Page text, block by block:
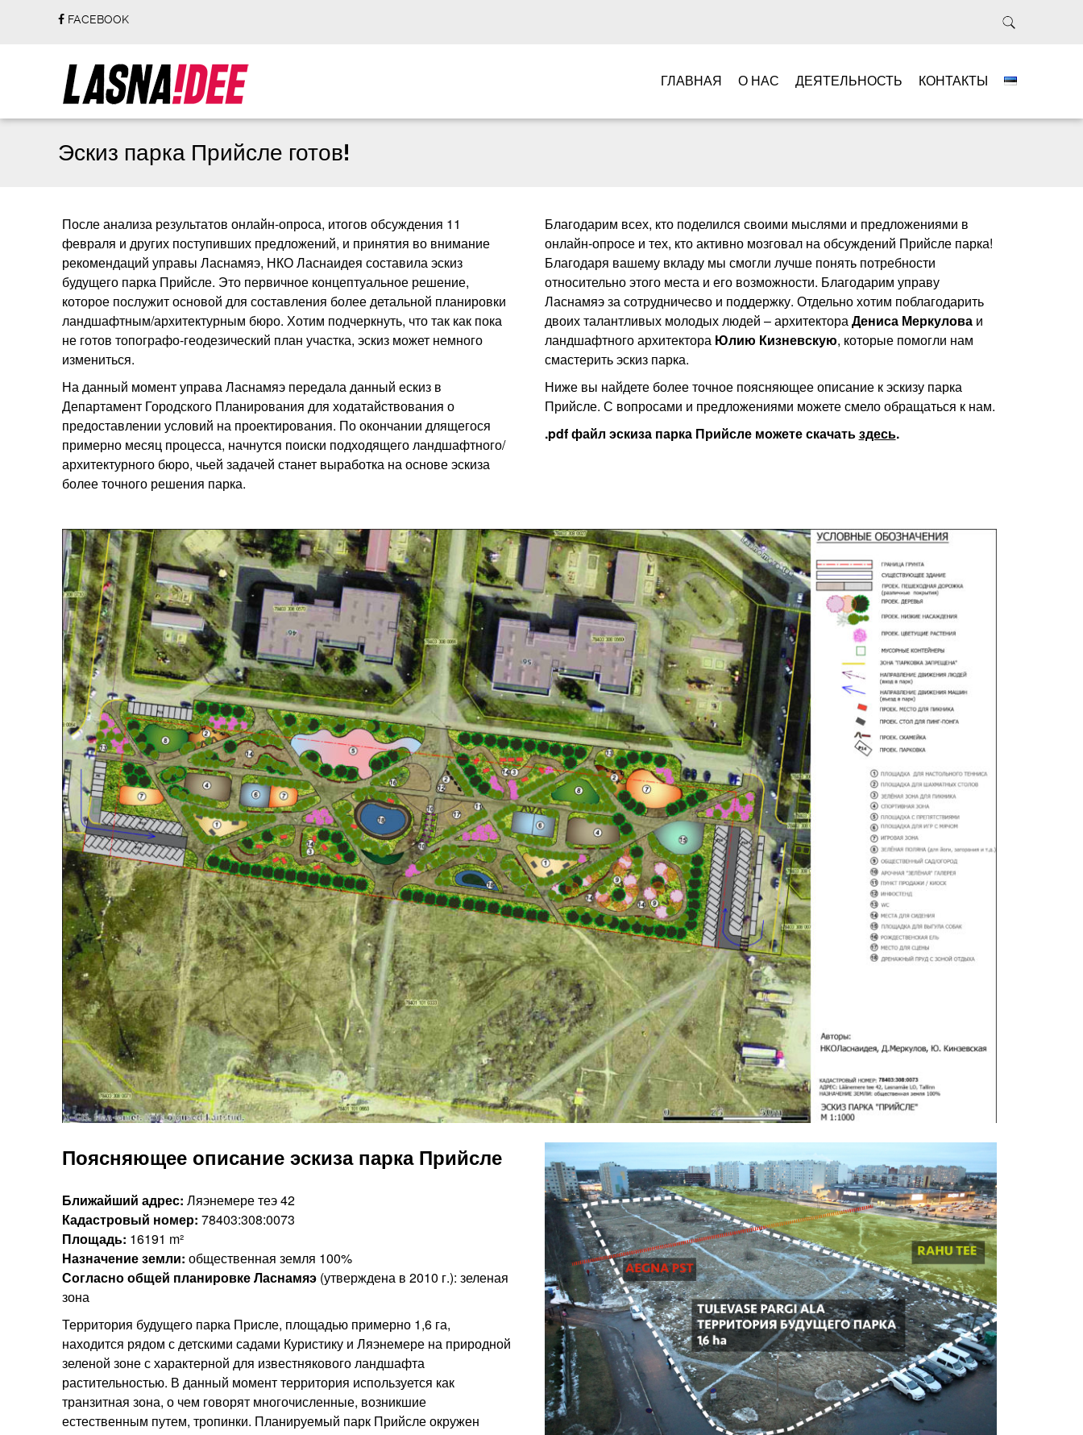
FACEBOOK
ГЛАВНАЯ О НАС ДЕЯТЕЛЬНОСТЬ КОНТАКТЫ
Эскиз парка Прийсле готов!
После анализа результатов онлайн-опроса, итогов обсуждения 11
февраля и других поступивших предложений, и принятия во внимание
рекомендаций управы Ласнамяэ, НКО Ласнаидея составила эскиз
будущего парка Прийсле. Это первичное концептуальное решение,
которое послужит основой для составления более детальной планировки
ландшафтным/архитектурным бюро. Хотим подчеркнуть, что так как пока
не готов топографо-геодезический план участка, эскиз может немного
измениться.
На данный момент управа Ласнамяэ передала данный ескиз в
Департамент Городского Планирования для ходатайствования о
предоставлении условий на проектирования. По окончании длящегося
примерно месяц процесса, начнутся поиски подходящего ландшафтного/
архитектурного бюро, чьей задачей станет выработка на основе эскиза
более точного решения парка.
Благодарим всех, кто поделился своими мыслями и предложениями в
онлайн-опросе и тех, кто активно мозговал на обсуждений Прийсле парка!
Благодаря вашему вкладу мы смогли лучше понять потребности
относительно этого места и его возможности. Благодарим управу
Ласнамяэ за сотрудничесво и поддержку. Отдельно хотим поблагодарить
двоих талантливых молодых людей – архитектораДениса Меркуловаи
ландшафтного архитектора Юлию Кизневскую, которые помогли нам
смастерить эскиз парка.
Ниже вы найдете более точное поясняющее описание к эскизу парка
Прийсле. С вопросами и предложениями можете смело обращаться к нам.
.pdf файл эскиза парка Прийсле можете скачатьздесь.
Поясняющее описание эскиза парка Прийсле
Ближайший адрес: Ляэнемере теэ 42
Кадастровый номер: 78403:308:0073
Площадь: 16191 m²
Назначение земли: общественная земля 100%
Согласно общей планировке Ласнамяэ (утверждена в 2010 г.): зеленая
зона
Территория будущего парка Присле, площадью примерно 1,6 га,
находится рядом с детскими садами Куристику и Ляэнемере на природной
зеленой зоне с характерной для известнякового ландшафта
растительностью. В данный момент территория используется как
транзитная зона, о чем говорят многочисленные, возникшие
естественным путем, тропинки. Планируемый парк Прийсле окружен